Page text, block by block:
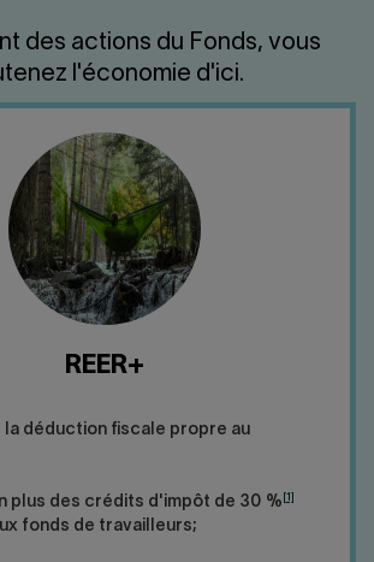
des actions du Fonds, vous
l'économie d'ici.
REER+
la déduction fiscale propre au
plus des crédits d'impôt de 30 %
fonds de travailleurs;